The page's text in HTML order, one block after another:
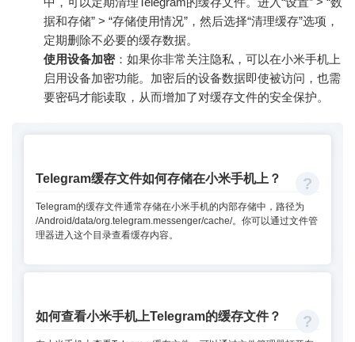
据和存储” > “存储使用情况”，然后选择“清理缓存”选项，
定期删除不必要的缓存数据。
使用设备加密：如果你非常关注隐私，可以在小米手机上
启用设备加密功能。加密后的设备数据即使被访问，也需
要密码才能读取，从而增加了对缓存文件的安全保护。
Telegram缓存文件如何存储在小米手机上？
Telegram的缓存文件通常存储在小米手机的内部存储中，路径为
/Android/data/org.telegram.messenger/cache/。你可以通过文件管
理器进入这个目录查看缓存内容。
如何查看小米手机上Telegram的缓存文件？